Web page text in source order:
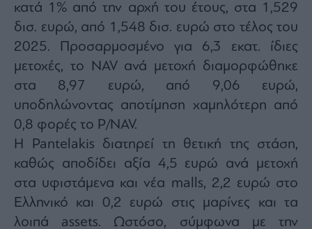
κατά 1% από την αρχή του έτους, στα 1,529
δισ. ευρώ, από 1,548 δισ. ευρώ στο τέλος του
2025. Προσαρμοσμένο για 6,3 εκατ. ίδιες
μετοχές, το NAV ανά μετοχή διαμορφώθηκε
στα 8,97 ευρώ, από 9,06 ευρώ,
υποδηλώνοντας αποτίμηση χαμηλότερη από
0,8 φορές το P/NAV.
Η Pantelakis διατηρεί τη θετική της στάση,
καθώς αποδίδει αξία 4,5 ευρώ ανά μετοχή
στα υφιστάμενα και νέα malls, 2,2 ευρώ στο
Ελληνικό και 0,2 ευρώ στις μαρίνες και τα
λοιπά assets. Ωστόσο, σύμφωνα με την